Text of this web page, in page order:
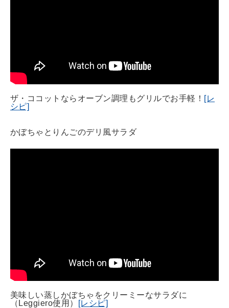
ザ・ココットならオーブン調理もグリルでお手軽！ [レ
シピ]
かぼちゃとりんごのデリ風サラダ
美味しい蒸しかぼちゃをクリーミーなサラダに
（Leggiero使用）
[レシピ]